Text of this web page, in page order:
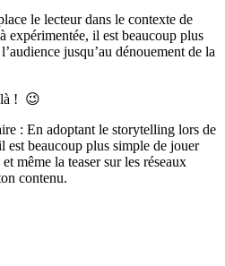
le lecteur dans le contexte de
expérimentée, il est beaucoup plus
jusqu’au dénouement de la
là ! 😉
: En adoptant le storytelling lors de
est beaucoup plus simple de jouer
même la teaser sur les réseaux
contenu.